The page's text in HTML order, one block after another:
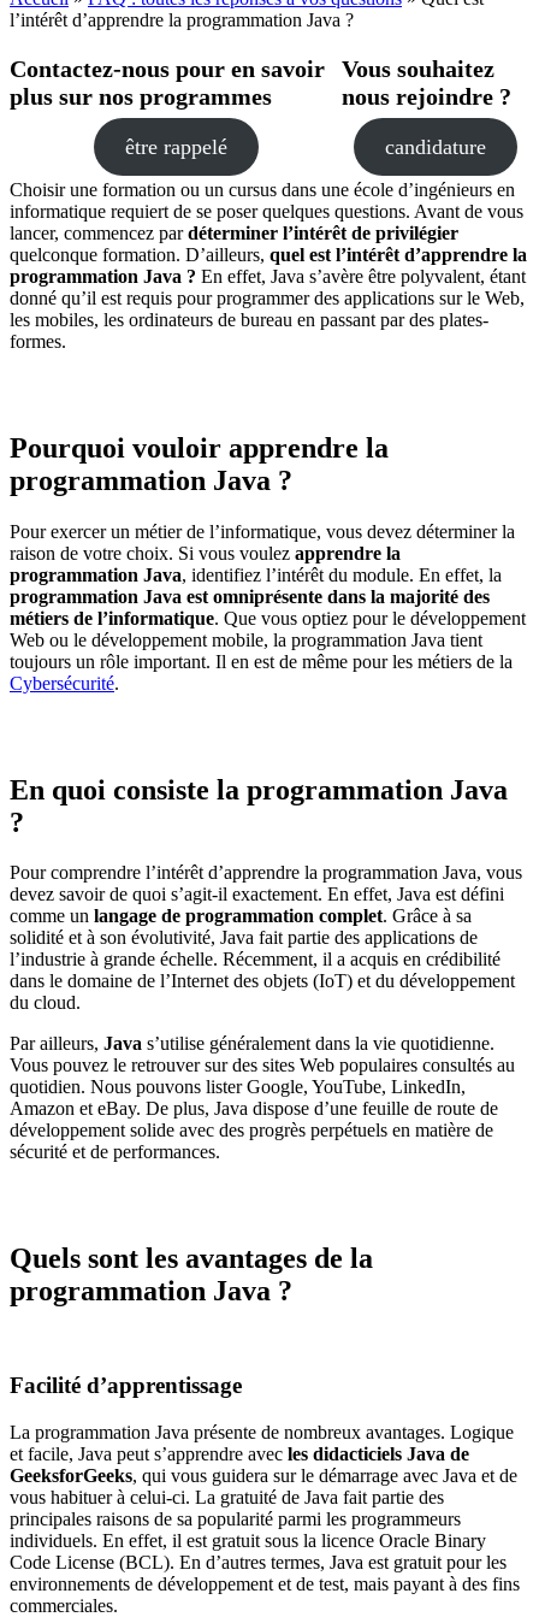
l’intérêt d’apprendre la programmation Java ?
Contactez-nous pour en savoir
plus sur nos programmes
être rappelé
Vous souhaitez
nous rejoindre ?
candidature
Choisir une formation ou un cursus dans une école d’ingénieurs en
informatique requiert de se poser quelques questions. Avant de vous
lancer, commencez pardéterminer l’intérêt de privilégier
quelconque formation. D’ailleurs, quel est l’intérêt d’apprendre la
programmation Java ? En effet, Java s’avère être polyvalent, étant
donné qu’il est requis pour programmer des applications sur le Web,
les mobiles, les ordinateurs de bureau en passant par des plates-
formes.
Pourquoi vouloir apprendre la
programmation Java ?
Pour exercer un métier de l’informatique, vous devez déterminer la
raison de votre choix. Si vous voulez apprendre la
programmation Java, identifiez l’intérêt du module. En effet, la
programmation Java est omniprésente dans la majorité des
métiers de l’informatique. Que vous optiez pour le développement
Web ou le développement mobile, la programmation Java tient
toujours un rôle important. Il en est de même pour les métiers de la
Cybersécurité.
En quoi consiste la programmation Java
?
Pour comprendre l’intérêt d’apprendre la programmation Java, vous
devez savoir de quoi s’agit-il exactement. En effet, Java est défini
comme un langage de programmation complet. Grâce à sa
solidité et à son évolutivité, Java fait partie des applications de
l’industrie à grande échelle. Récemment, il a acquis en crédibilité
dans le domaine de l’Internet des objets (IoT) et du développement
du cloud.
Par ailleurs, Java s’utilise généralement dans la vie quotidienne.
Vous pouvez le retrouver sur des sites Web populaires consultés au
quotidien. Nous pouvons lister Google, YouTube, LinkedIn,
Amazon et eBay. De plus, Java dispose d’une feuille de route de
développement solide avec des progrès perpétuels en matière de
sécurité et de performances.
Quels sont les avantages de la
programmation Java ?
Facilité d’apprentissage
La programmation Java présente de nombreux avantages. Logique
et facile, Java peut s’apprendre avec les didacticiels Java de
GeeksforGeeks, qui vous guidera sur le démarrage avec Java et de
vous habituer à celui-ci. La gratuité de Java fait partie des
principales raisons de sa popularité parmi les programmeurs
individuels. En effet, il est gratuit sous la licence Oracle Binary
Code License (BCL). En d’autres termes, Java est gratuit pour les
environnements de développement et de test, mais payant à des fins
commerciales.